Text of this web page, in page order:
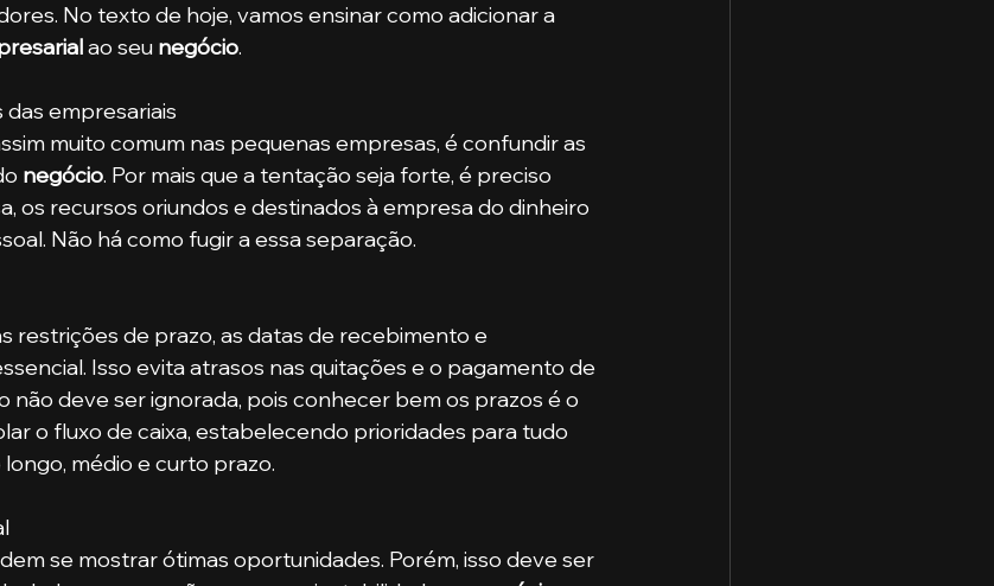
No texto de hoje, vamos ensinar como adicionar a
ao seu negócio.
empresariais
negócio. Por mais que a tentação seja forte, é preciso
os recursos oriundos e destinados à empresa do dinheiro
Não há como fugir a essa separação.
Isso evita atrasos nas quitações e o pagamento de
não deve ser ignorada, pois conhecer bem os prazos é o
o fluxo de caixa, estabelecendo prioridades para tudo
médio e curto prazo.